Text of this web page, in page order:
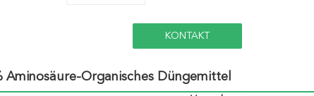
KONTAKT
Aminosäure-Organisches Düngemittel